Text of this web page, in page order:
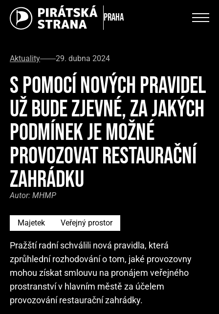
Praha
Aktuality 29. dubna 2024
S POMOCÍ NOVÝCH PRAVIDEL
UŽ BUDE ZJEVNÉ, ZA JAKÝCH
PODMÍNEK JE MOŽNÉ
PROVOZOVAT RESTAURAČNÍ
ZAHRÁDKU
Autor: MHMP
Majetek Veřejný prostor
Pražští radní schválili nová pravidla, která
zprůhlední rozhodování o tom, jaké provozovny
mohou získat smlouvu na pronájem veřejného
prostranství v hlavním městě za účelem
provozování restaurační zahrádky.